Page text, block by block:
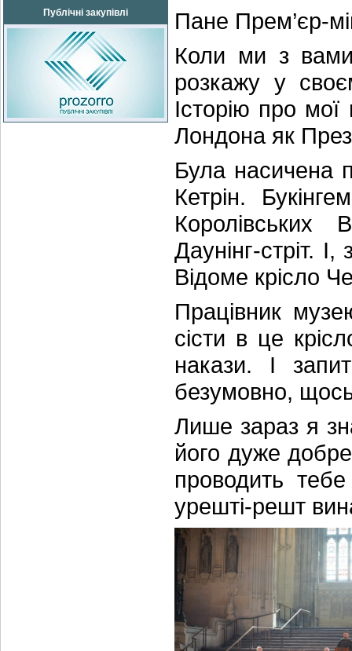
Публічні закупівлі
Пане Прем’єр-
Коли ми з
розкажу у
Історію про мої
Лондона як
Була насичена
Кетрін.
Королівських
Даунінг-стріт.
Відоме крісло
Працівник
сісти в це
накази. І
безумовно,
Лише зараз я
його дуже
проводить
урешті-решт